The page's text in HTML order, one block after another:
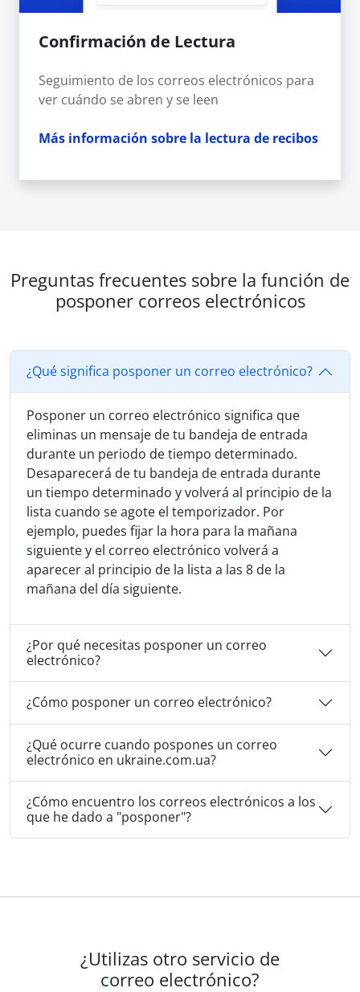
Confirmación de Lectura
Seguimiento de los correos electrónicos para
ver cuándo se abren y se leen
Más información sobre la lectura de recibos
Preguntas frecuentes sobre la función de
posponer correos electrónicos
¿Qué significa posponer un correo electrónico?
Posponer un correo electrónico significa que
eliminas un mensaje de tu bandeja de entrada
durante un periodo de tiempo determinado.
Desaparecerá de tu bandeja de entrada durante
un tiempo determinado y volverá al principio de la
lista cuando se agote el temporizador. Por
ejemplo, puedes fijar la hora para la mañana
siguiente y el correo electrónico volverá a
aparecer al principio de la lista a las 8 de la
mañana del día siguiente.
¿Por qué necesitas posponer un correo
electrónico?
¿Cómo posponer un correo electrónico?
¿Qué ocurre cuando pospones un correo
electrónico en ukraine.com.ua?
¿Cómo encuentro los correos electrónicos a los
que he dado a "posponer"?
¿Utilizas otro servicio de
correo electrónico?